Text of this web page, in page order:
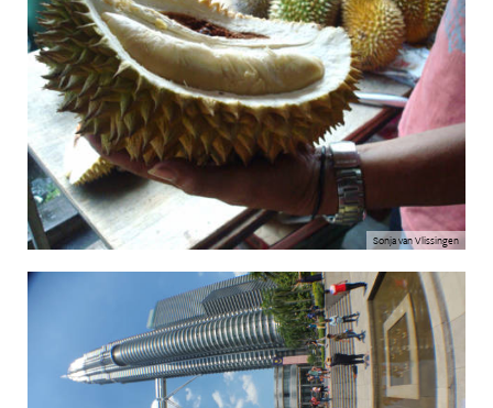
Sonja van Vlissingen